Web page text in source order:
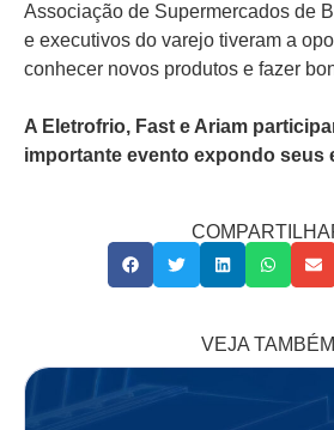
Associação de Supermercados de
e executivos do varejo tiveram a
conhecer novos produtos e fazer
A Eletrofrio, Fast e Ariam
importante evento expondo seus
VEJA TAMBÉM